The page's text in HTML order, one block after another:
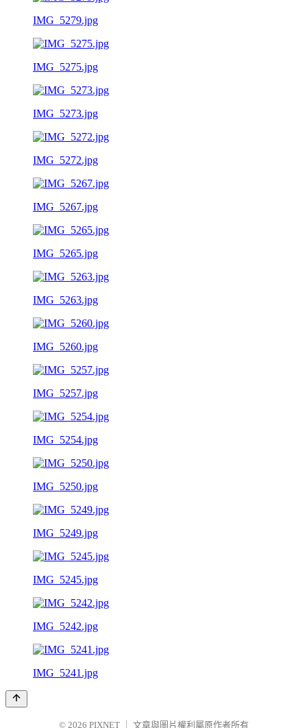
IMG_5279.jpg
IMG_5275.jpg
IMG_5273.jpg
IMG_5272.jpg
IMG_5267.jpg
IMG_5265.jpg
IMG_5263.jpg
IMG_5260.jpg
IMG_5257.jpg
IMG_5254.jpg
IMG_5250.jpg
IMG_5249.jpg
IMG_5245.jpg
IMG_5242.jpg
IMG_5241.jpg
© 2026 PIXNET 文章與圖片權利屬原作者所有